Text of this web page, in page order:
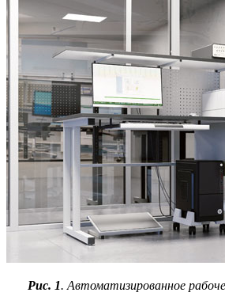
Рис. 1. Автоматизированное